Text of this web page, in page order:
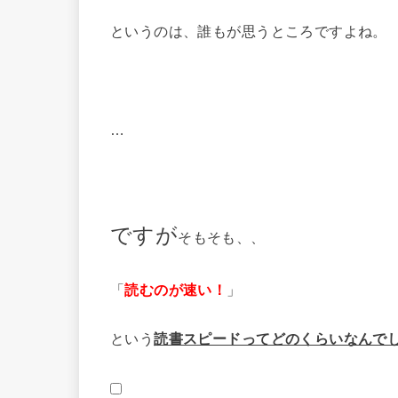
というのは、誰もが思うところですよね。
…
ですがそもそも、、
「読むのが速い！ 」
という読書スピードってどのくらいなんで